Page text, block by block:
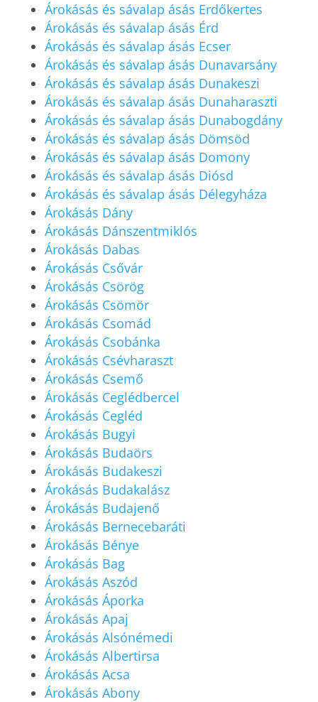
Árokásás és sávalap ásás Erdőkertes
Árokásás és sávalap ásás Érd
Árokásás és sávalap ásás Ecser
Árokásás és sávalap ásás Dunavarsány
Árokásás és sávalap ásás Dunakeszi
Árokásás és sávalap ásás Dunaharaszti
Árokásás és sávalap ásás Dunabogdány
Árokásás és sávalap ásás Dömsöd
Árokásás és sávalap ásás Domony
Árokásás és sávalap ásás Diósd
Árokásás és sávalap ásás Délegyháza
Árokásás Dány
Árokásás Dánszentmiklós
Árokásás Dabas
Árokásás Csővár
Árokásás Csörög
Árokásás Csömör
Árokásás Csomád
Árokásás Csobánka
Árokásás Csévharaszt
Árokásás Csemő
Árokásás Ceglédbercel
Árokásás Cegléd
Árokásás Bugyi
Árokásás Budaörs
Árokásás Budakeszi
Árokásás Budakalász
Árokásás Budajenő
Árokásás Bernecebaráti
Árokásás Bénye
Árokásás Bag
Árokásás Aszód
Árokásás Áporka
Árokásás Apaj
Árokásás Alsónémedi
Árokásás Albertirsa
Árokásás Acsa
Árokásás Abony